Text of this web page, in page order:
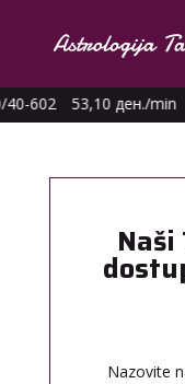
602 53,10 ден./min
Nazovite